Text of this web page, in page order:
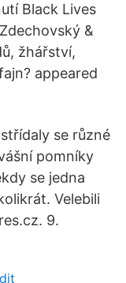
Black Lives
&
žhářství,
appeared
se různé
pomníky
se jedna
Velebili
9.